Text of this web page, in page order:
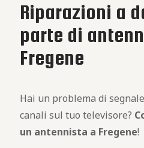
Riparazioni a
parte di
Fregene
Hai un problema di
canali sul tuo televisore?
un antennista a Fregene!